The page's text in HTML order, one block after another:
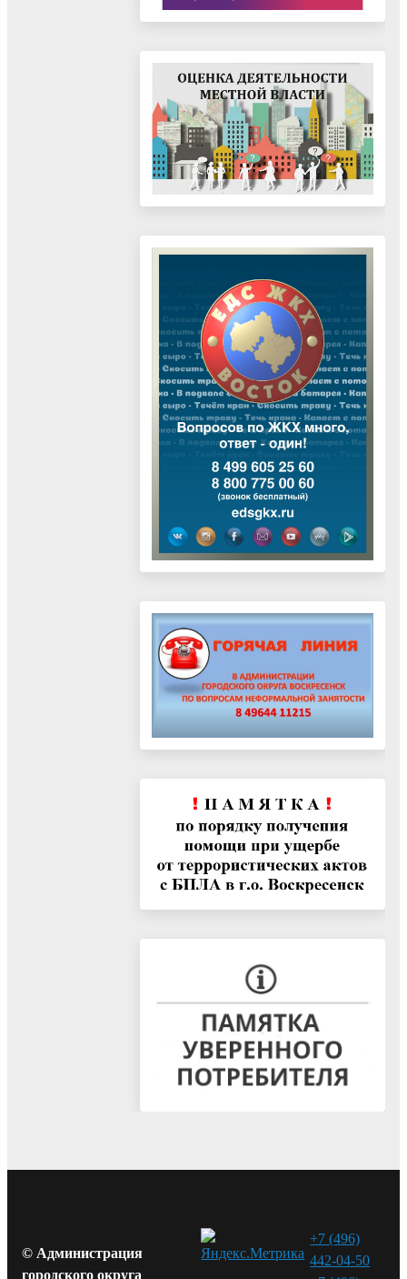
© Администрация
городского округа
+7 (496)
442-04-50